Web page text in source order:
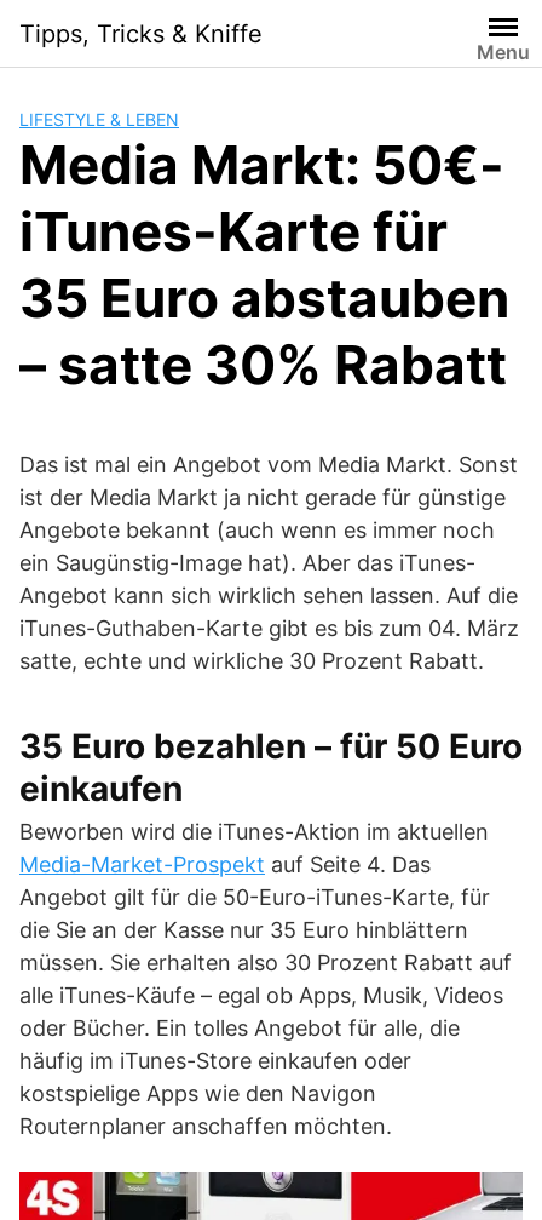
content
Tipps, Tricks & Kniffe
Menu
LIFESTYLE & LEBEN
Media Markt: 50€-
iTunes-Karte für
35 Euro abstauben
– satte 30% Rabatt
Das ist mal ein Angebot vom Media Markt. Sonst
ist der Media Markt ja nicht gerade für günstige
Angebote bekannt (auch wenn es immer noch
ein Saugünstig-Image hat). Aber das iTunes-
Angebot kann sich wirklich sehen lassen. Auf die
iTunes-Guthaben-Karte gibt es bis zum 04. März
satte, echte und wirkliche 30 Prozent Rabatt.
35 Euro bezahlen – für 50 Euro
einkaufen
Beworben wird die iTunes-Aktion im aktuellen
Media-Market-Prospekt auf Seite 4. Das
Angebot gilt für die 50-Euro-iTunes-Karte, für
die Sie an der Kasse nur 35 Euro hinblättern
müssen. Sie erhalten also 30 Prozent Rabatt auf
alle iTunes-Käufe – egal ob Apps, Musik, Videos
oder Bücher. Ein tolles Angebot für alle, die
häufig im iTunes-Store einkaufen oder
kostspielige Apps wie den Navigon
Routernplaner anschaffen möchten.